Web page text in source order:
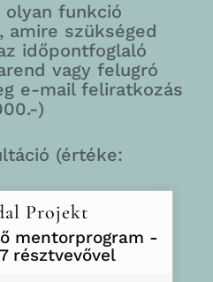
olyan funkció
amire szükséged
időpontfoglaló
vagy felugró
e-mail feliratkozás
)
(értéke:
Projekt
mentorprogram -
résztvevővel